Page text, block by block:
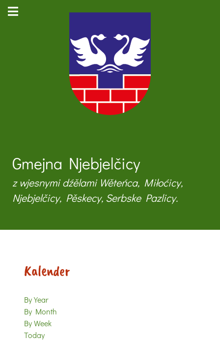
Gmejna Njebjelčicy
z wjesnymi dźělami Wěteńca, Miłoćicy,
Njebjelčicy, Pěskecy, Serbske Pazlicy.
Kalender
By Year
By Month
By Week
Today